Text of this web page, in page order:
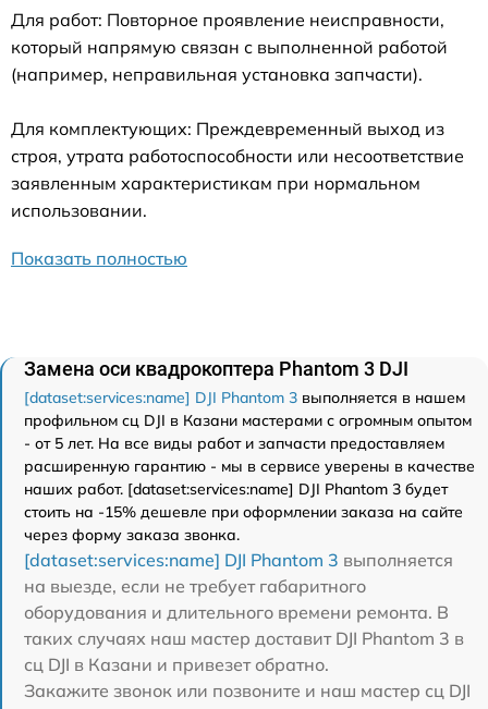
Для работ: Повторное проявление неисправности,
который напрямую связан с выполненной работой
(например, неправильная установка запчасти).
Для комплектующих: Преждевременный выход из
строя, утрата работоспособности или несоответствие
заявленным характеристикам при нормальном
использовании.
Показать полностью
Замена оси квадрокоптера Phantom 3 DJI
[dataset:services:name] DJI Phantom 3 выполняется в нашем
профильном сц DJI в Казани мастерами с огромным опытом
- от 5 лет. На все виды работ и запчасти предоставляем
расширенную гарантию - мы в сервисе уверены в качестве
наших работ. [dataset:services:name] DJI Phantom 3 будет
стоить на -15% дешевле при оформлении заказа на сайте
через форму заказа звонка.
[dataset:services:name] DJI Phantom 3 выполняется
на выезде, если не требует габаритного
оборудования и длительного времени ремонта. В
таких случаях наш мастер доставит DJI Phantom 3 в
сц DJI в Казани и привезет обратно.
Закажите звонок или позвоните и наш мастер сц DJI